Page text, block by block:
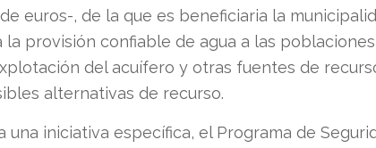
euros-, de la que es beneficiaria la
provisión confiable de agua a las
del acuífero y otras fuentes de
alternativas de recurso.
iniciativa específica, el Programa de